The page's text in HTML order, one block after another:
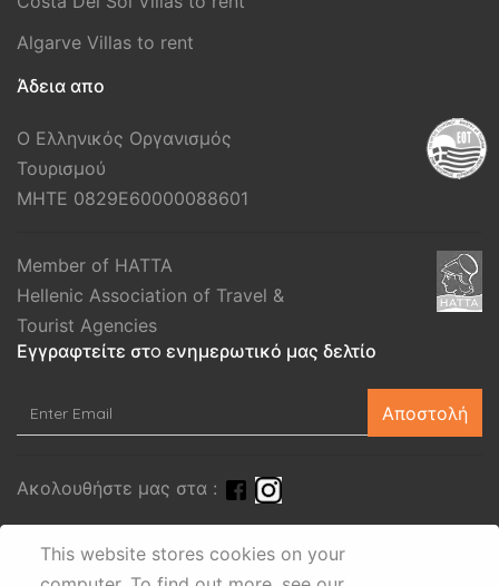
This website stores cookies on your
Algarve Villas to rent
Άδεια απο
Ο Ελληνικός Οργανισμός
Τουρισμού
MHTE 0829E60000088601
Member of HATTA
Hellenic Association of Travel &
Tourist Agencies
Εγγραφτείτε στo ενημερωτικό μας δελτίο
Αποστολή
Ακολουθήστε μας στα :